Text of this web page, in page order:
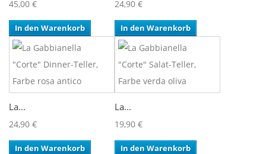
45,00 €
In den Warenkorb
24,90 €
In den Warenkorb
La...
24,90 €
In den Warenkorb
La...
19,90 €
In den Warenkorb